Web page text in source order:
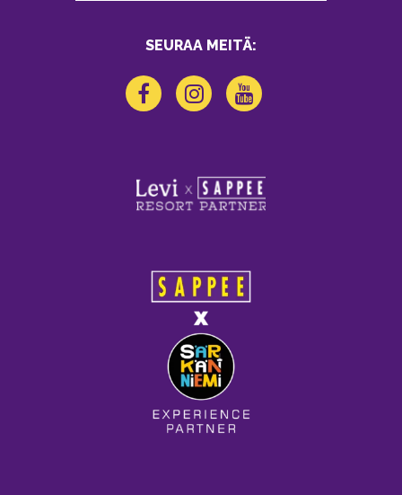
SEURAA MEITÄ: